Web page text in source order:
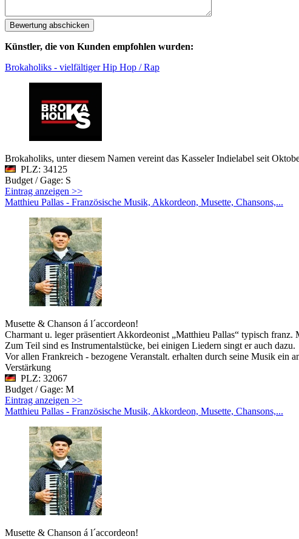
Künstler, die von Kunden empfohlen wurden:
Brokaholiks - vielfältiger Hip Hop / Rap
Brokaholiks, unter diesem Namen vereint das Kasseler Indielabel seit
PLZ: 34125
Budget / Gage: S
Eintrag anzeigen >>
Matthieu Pallas - Französische Musik, Akkordeon, Musette, Chansons,...
Musette & Chanson á l´accordeon!
Charmant u. leger präsentiert Akkordeonist „Matthieu Pallas“ typisch franz.
Zum Teil sind es Instrumentalstücke, bei einigen Liedern singt er auch dazu.
Vor allen Frankreich - bezogene Veranstalt. erhalten durch seine Musik ein
Verstärkung
PLZ: 32067
Budget / Gage: M
Eintrag anzeigen >>
Matthieu Pallas - Französische Musik, Akkordeon, Musette, Chansons,...
Musette & Chanson á l´accordeon!